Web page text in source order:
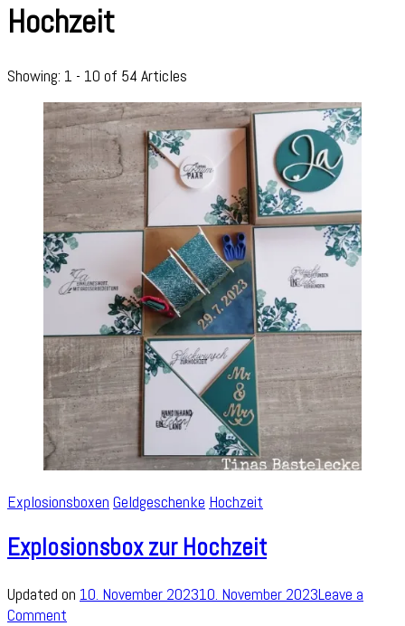
Hochzeit
Showing: 1 - 10 of 54 Articles
Explosionsboxen Geldgeschenke Hochzeit
Explosionsbox zur Hochzeit
Updated on 10. November 202310. November 2023Leave a
Comment